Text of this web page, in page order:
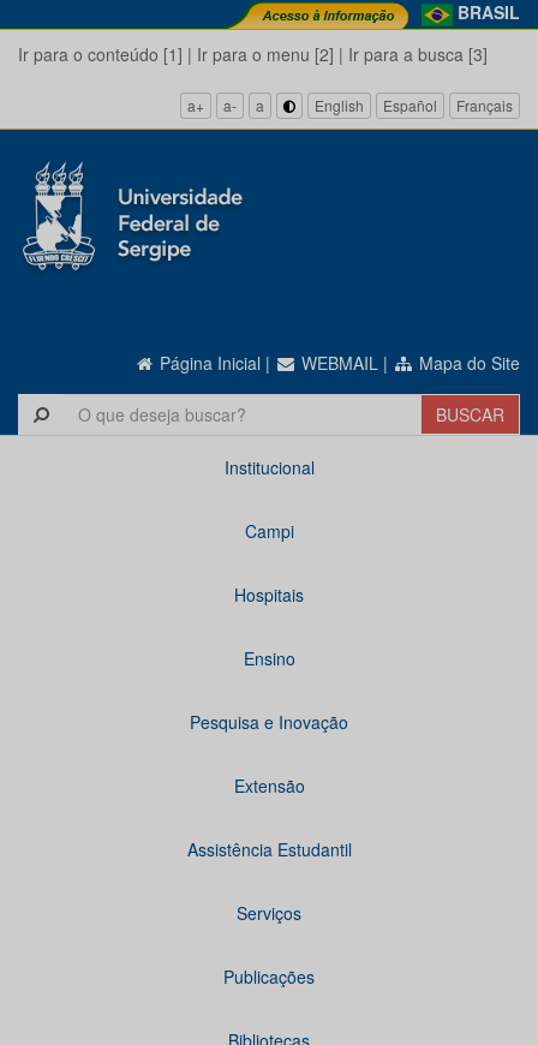
BRASIL
Ir para o conteúdo [1] | Ir para o menu [2] | Ir para a busca [3]
a+ a- a English Español Français
Página Inicial | WEBMAIL | Mapa do Site
Institucional
Campi
Hospitais
Ensino
Pesquisa e Inovação
Extensão
Assistência Estudantil
Serviços
Publicações
Bibliotecas